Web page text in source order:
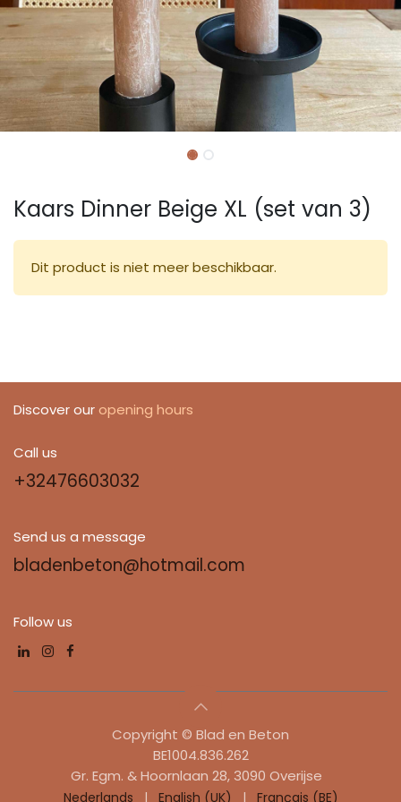
Kaars Dinner Beige XL (set van 3)
Dit product is niet meer beschikbaar.
Discover our opening hours
Call us
+32476603032
Send us a message
bladenbeton@hotmail.com
Follow us
Copyright © Blad en Beton
​​BE1004.836.262
Gr. Egm. & Hoornlaan 28, 3090 Overijse
Nederlands | English (UK) | Français (BE)